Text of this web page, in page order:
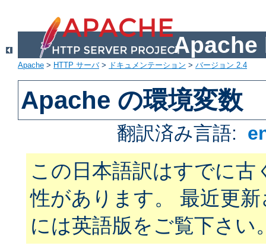
Apache
Apache > HTTP サーバ> ドキュメンテーション > バージョン 2.4
Apache の環境変数
翻訳済み言語:
この日本語訳はすでに古
性があります。 最近更
には英語版をご覧下さい